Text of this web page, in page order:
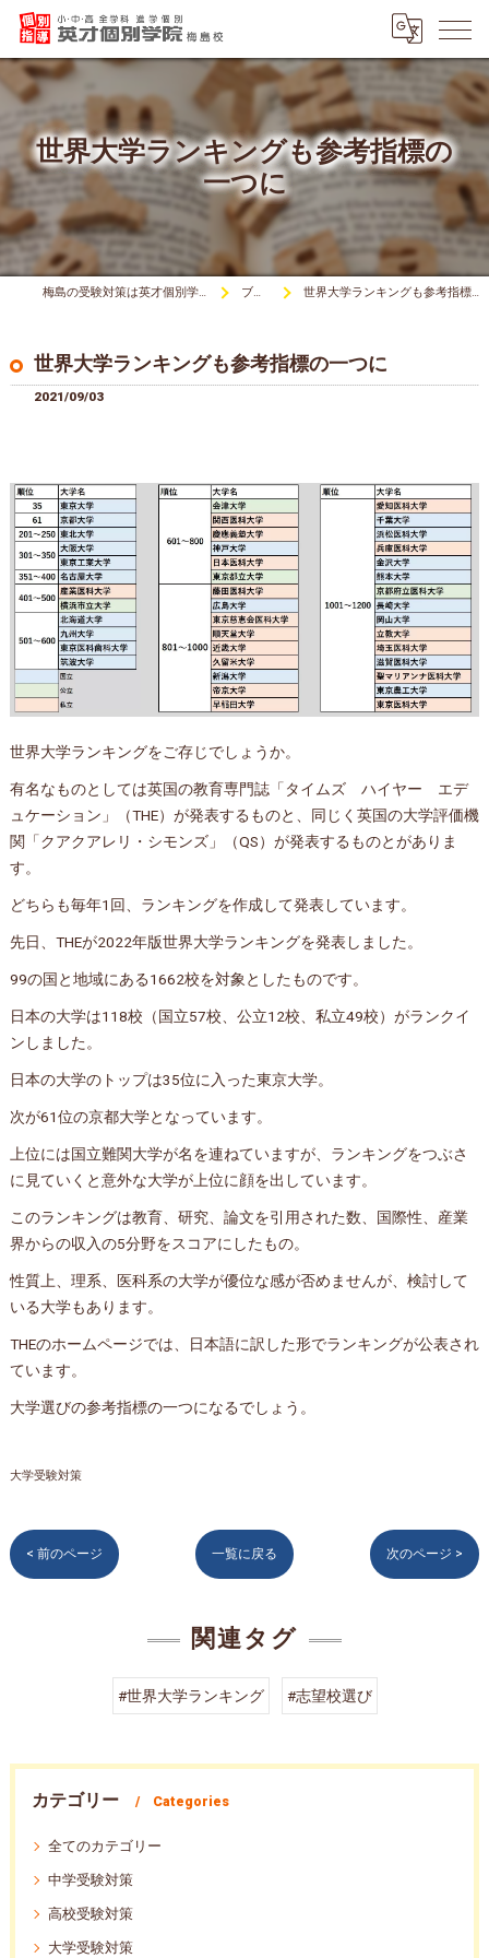
世界大学ランキングも参考指標の
一つに
梅島の受験対策は英才個別学院梅島校 ブログ 世界大学ランキングも参考指標の一つに
世界大学ランキングも参考指標の一つに
2021/09/03
世界大学ランキングをご存じでしょうか。
有名なものとしては英国の教育専門誌「タイムズ ハイヤー エデ
ュケーション」（THE）が発表するものと、同じく英国の大学評価機
関「クアクアレリ・シモンズ」（QS）が発表するものとがありま
す。
どちらも毎年1回、ランキングを作成して発表しています。
先日、THEが2022年版世界大学ランキングを発表しました。
99の国と地域にある1662校を対象としたものです。
日本の大学は118校（国立57校、公立12校、私立49校）がランクイ
ンしました。
日本の大学のトップは35位に入った東京大学。
次が61位の京都大学となっています。
上位には国立難関大学が名を連ねていますが、ランキングをつぶさ
に見ていくと意外な大学が上位に顔を出しています。
このランキングは教育、研究、論文を引用された数、国際性、産業
界からの収入の5分野をスコアにしたもの。
性質上、理系、医科系の大学が優位な感が否めませんが、検討して
いる大学もあります。
THEのホームページでは、日本語に訳した形でランキングが公表され
ています。
大学選びの参考指標の一つになるでしょう。
大学受験対策
< 前のページ 一覧に戻る 次のページ >
関連タグ
#世界大学ランキング #志望校選び
カテゴリー Categories
全てのカテゴリー
中学受験対策
高校受験対策
大学受験対策